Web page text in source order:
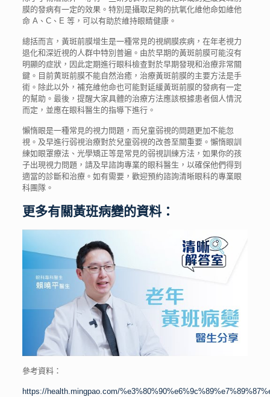
膜的發病有一定的效果。特別是攝取足夠的抗氧化維他命如維他
命 A、C、E 等，可以有助於維持眼睛健康。
總括而言，黃斑前膜增生是一種常見的視網膜疾病，在年老視力
退化和深近視的人群中特別普遍。由於早期的黃斑前膜可能沒有
明顯的症狀，因此定期進行眼科檢查對於早期發現和治療非常關
鍵。目前黄斑前膜不能自然治癒，治療黃斑前膜的主要方法是手
術。除此以外，補充維他命也可能對延緩黃斑前膜的發病有一定
的幫助。最後，提醒大家具體的治療方法應該根據患者個人情況
而定，並應在眼科醫生的指導下進行。
懶惰眼是一種常見的視力問題，而兒童弱視的問題更加不能忽
視。及早進行弱視治療對於兒童弱視的改善至關重要。 懶惰眼訓
練如眼罩療法、光學矯正等是常見的弱視訓練方法，如果你的孩
子出現視力問題，請及早諮詢專業的眼科醫生，以確保他們得到
適當的診斷和治療。如有需要，歡迎預約諮詢清晰眼科的專業眼
科團隊。
更多有關黃班病變的資料：
參考資料：
https://health.mingpao.com/